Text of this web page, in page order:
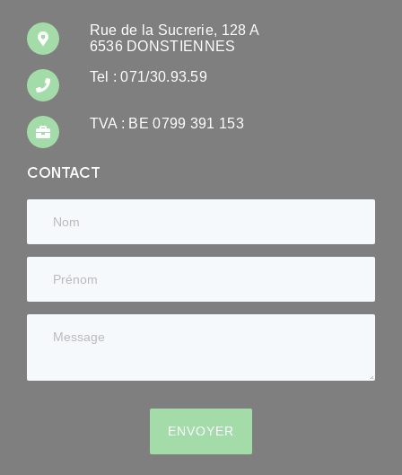
Rue de la Sucrerie, 128 A
6536 DONSTIENNES
Tel : 071/30.93.59
TVA : BE 0799 391 153
CONTACT
ENVOYER